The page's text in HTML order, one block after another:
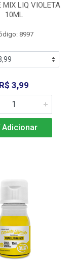
MIX LIQ VIOLETA
10ML
8997
R$ 3,99
Adicionar